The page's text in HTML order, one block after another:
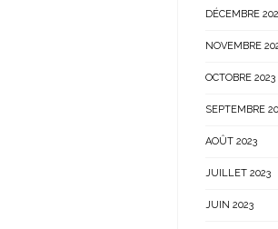
DÉCEMBRE
NOVEMBRE
OCTOBRE 2023
SEPTEMBRE
AOÛT 2023
JUILLET 2023
JUIN 2023